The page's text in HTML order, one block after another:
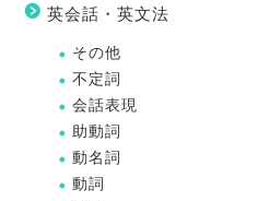
英会話・英文法
その他
不定詞
会話表現
助動詞
動名詞
動詞